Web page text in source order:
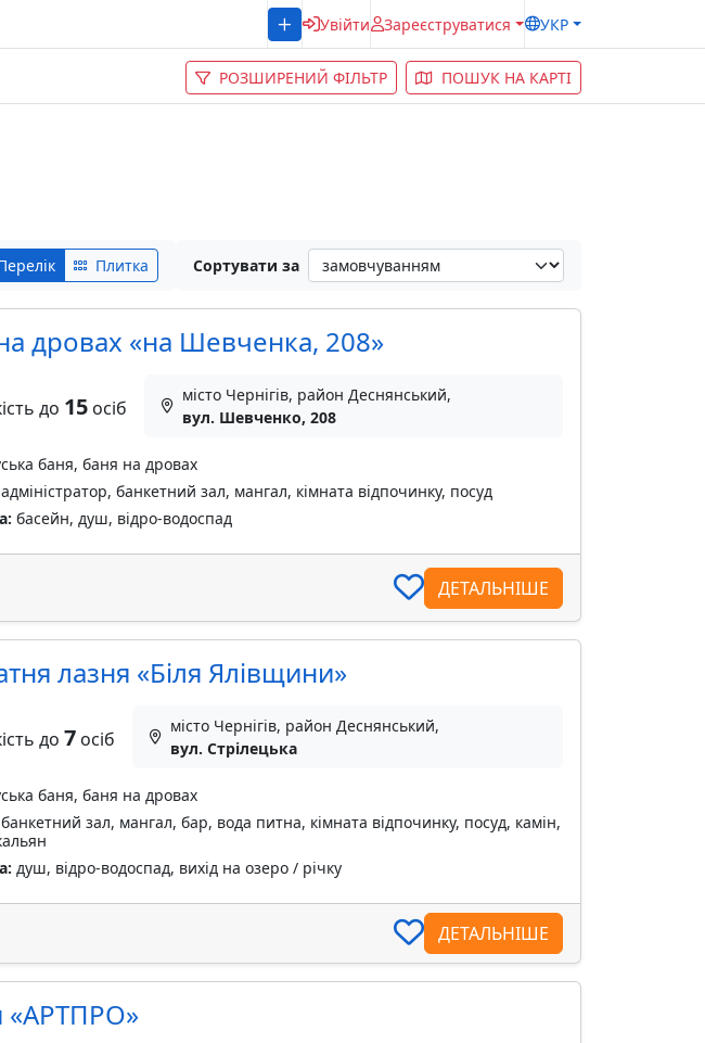
Увійти Зареєструватися УКР
РОЗШИРЕНИЙ ФІЛЬТР ПОШУК НА КАРТІ
Плитка Сортувати за
дровах «на Шевченка, 208»
до 15осіб
місто Чернігів, район Деснянський,
вул. Шевченко, 208
баня, баня на дровах
адміністратор, банкетний зал, мангал, кімната відпочинку, посуд
басейн, душ, відро-водоспад
ДЕТАЛЬНІШЕ
лазня «Біля Ялівщини»
до 7осіб
місто Чернігів, район Деснянський,
вул. Стрілецька
баня, баня на дровах
банкетний зал, мангал, бар, вода питна, кімната відпочинку, посуд, камін,
душ, відро-водоспад, вихід на озеро / річку
ДЕТАЛЬНІШЕ
«АРТПРО»